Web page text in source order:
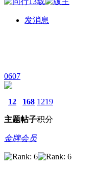
发消息
0607
12
主题
168
帖子
1219
积分
金牌会员